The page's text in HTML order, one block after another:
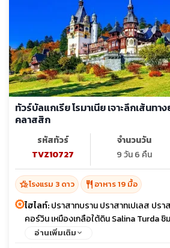
ทัวร์บัลแกเรีย โรมาเนีย เจาะลึกเส้นท
คลาสสิก
รหัสทัวร์
TVZ10727
จำนวนวัน
9 วัน 6 คืน
hotel_classโรงแรม 3 ดาว restaurant อาหาร 19 มื้อ
ไฮไลท์:ปราสาทบราน ปราสาทเปเลส ปรา
คอร์วิน เหมืองเกลือใต้ดิน Salina Turda ชิ
อ่านเพิ่มเติม